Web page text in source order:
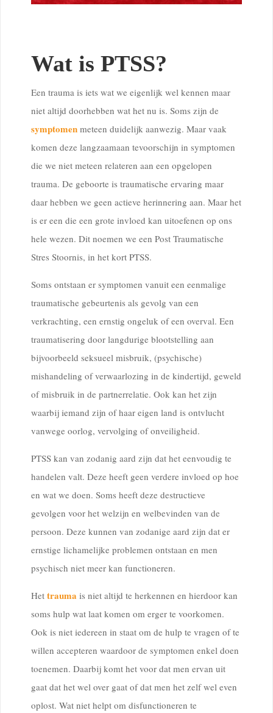
Wat is PTSS?
Een trauma is iets wat we eigenlijk wel kennen maar
niet altijd doorhebben wat het nu is. Soms zijn de
symptomen meteen duidelijk aanwezig. Maar vaak
komen deze langzaamaan tevoorschijn in symptomen
die we niet meteen relateren aan een opgelopen
trauma. De geboorte is traumatische ervaring maar
daar hebben we geen actieve herinnering aan. Maar het
is er een die een grote invloed kan uitoefenen op ons
hele wezen. Dit noemen we een Post Traumatische
Stres Stoornis, in het kort PTSS.
Soms ontstaan er symptomen vanuit een eenmalige
traumatische gebeurtenis als gevolg van een
verkrachting, een ernstig ongeluk of een overval. Een
traumatisering door langdurige blootstelling aan
bijvoorbeeld seksueel misbruik, (psychische)
mishandeling of verwaarlozing in de kindertijd, geweld
of misbruik in de partnerrelatie. Ook kan het zijn
waarbij iemand zijn of haar eigen land is ontvlucht
vanwege oorlog, vervolging of onveiligheid.
PTSS kan van zodanig aard zijn dat het eenvoudig te
handelen valt. Deze heeft geen verdere invloed op hoe
en wat we doen. Soms heeft deze destructieve
gevolgen voor het welzijn en welbevinden van de
persoon. Deze kunnen van zodanige aard zijn dat er
ernstige lichamelijke problemen ontstaan en men
psychisch niet meer kan functioneren.
Het trauma is niet altijd te herkennen en hierdoor kan
soms hulp wat laat komen om erger te voorkomen.
Ook is niet iedereen in staat om de hulp te vragen of te
willen accepteren waardoor de symptomen enkel doen
toenemen. Daarbij komt het voor dat men ervan uit
gaat dat het wel over gaat of dat men het zelf wel even
oplost. Wat niet helpt om disfunctioneren te